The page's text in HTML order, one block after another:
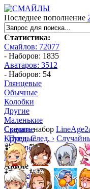
Последнее пополнение
Статистика:
Смайлов: 72077
- Наборов: 1835
Аватаров: 3512
- Наборов: 54
Глянцевые
Обычные
Колобки
Другие
Маленькие
Средние
Крупные
Большие
Манга
Аниме
Трёхмерные
Алфавитные
Скачатьнабор
‹ Пред. След. ›